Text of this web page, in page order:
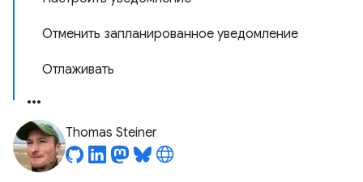
Отменить запланированное уведомление
Отлаживать
Thomas Steiner